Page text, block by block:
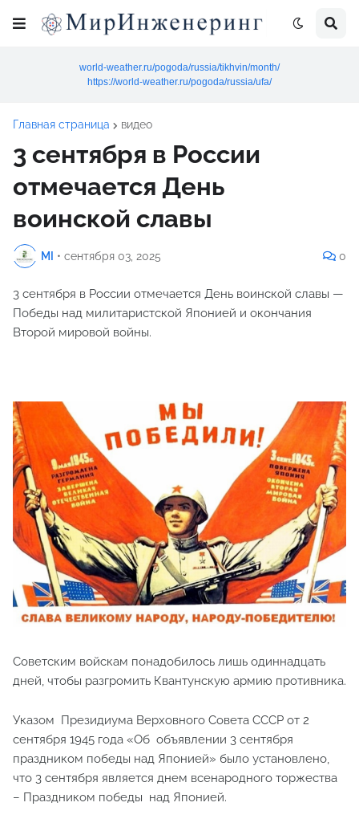
world-weather.ru/pogoda/russia/tikhvin/month/
https://world-weather.ru/pogoda/russia/ufa/
Главная страница видео
3 сентября в России
отмечается День
воинской славы
MI • сентября 03, 2025 0
3 сентября в России отмечается День воинской славы —
Победы над милитаристской Японией и окончания
Второй мировой войны.
Советским войскам понадобилось лишь одиннадцать
дней, чтобы разгромить Квантунскую армию противника.
Указом Президиума Верховного Совета СССР от 2
сентября 1945 года «Об объявлении 3 сентября
праздником победы над Японией» было установлено,
что 3 сентября является днем всенародного торжества
– Праздником победы над Японией.